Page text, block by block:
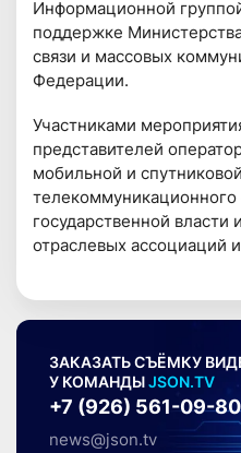
Информационной
поддержке
связи и массовых
Федерации.
Участниками
представителей
мобильной и
телекоммуникационного
государственной
отраслевых ассоциаций
ЗАКАЗАТЬ СЪЁМКУ
У КОМАНДЫJSON.TV
+7 (926) 561-09-80
news@json.tv